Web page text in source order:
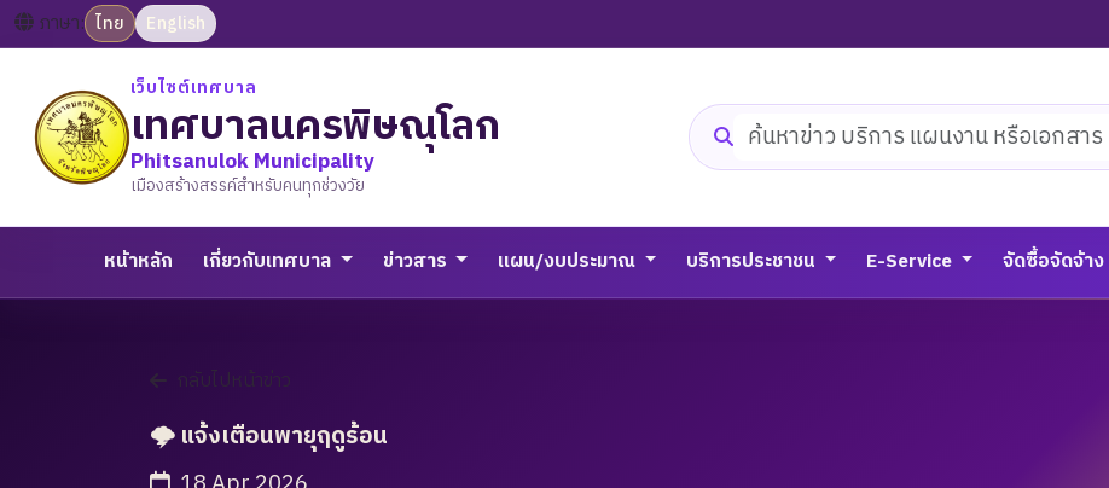
ภาษา: ไทย English
เว็บไซต์เทศบาล
เทศบาลนครพิษณุโลก
Phitsanulok Municipality
เมืองสร้างสรรค์สำหรับคนทุกช่วงวัย
ค้นหาเว็บไซต์
หน้าหลัก เกี่ยวกับเทศบาล ข่าวสาร แผน/งบประมาณ บริการประชาชน E-Service จัดซื้อจัดจ้าง
กลับไปหน้าข่าว
🌩️ แจ้งเตือนพายุฤดูร้อน